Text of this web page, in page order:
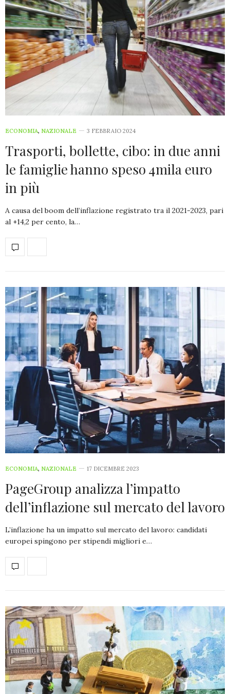
ECONOMIA, NAZIONALE 3 FEBBRAIO 2024
Trasporti, bollette, cibo: in due anni
le famiglie hanno speso 4mila euro
in più
A causa del boom dell’inflazione registrato tra il 2021-2023, pari
al +14,2 per cento, la…
ECONOMIA, NAZIONALE 17 DICEMBRE 2023
PageGroup analizza l’impatto
dell’inflazione sul mercato del lavoro
L’inflazione ha un impatto sul mercato del lavoro: candidati
europei spingono per stipendi migliori e…